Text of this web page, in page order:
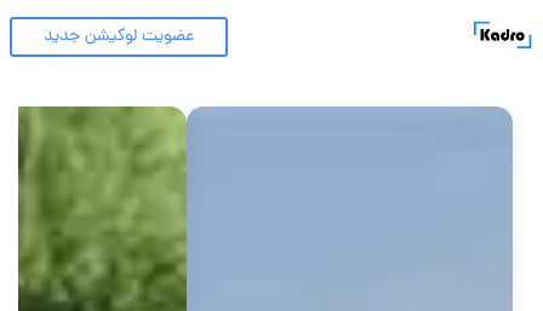
عضویت لوکیشن جدید